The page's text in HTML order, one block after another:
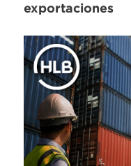
exportaciones